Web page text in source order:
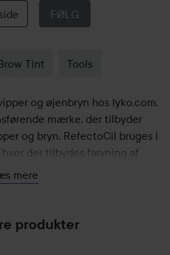
FØLG
Tint Tools
og øjenbryn hos lyko.com.
mærke, der tilbyder
og bryn. RefectoCil bruges i
hvor der tilbydes farvning af
nu kan du endelig opnå det
derhjemme!
mere
produkter